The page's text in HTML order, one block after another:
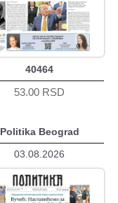
40464
53.00 RSD
Politika Beograd
03.08.2026